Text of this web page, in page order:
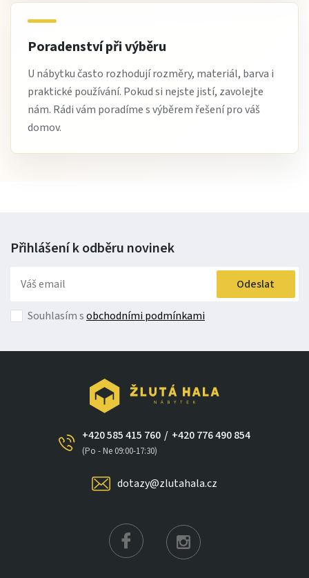
Poradenství při výběru
U nábytku často rozhodují rozměry, materiál, barva i
praktické používání. Pokud si nejste jistí, zavolejte
nám. Rádi vám poradíme s výběrem řešení pro váš
domov.
Přihlášení k odběru novinek
Odeslat
Souhlasím sobchodními podmínkami
+420 585 415 760
(Po - Ne 09:00-17:30)
/ +420 776 490 854
dotazy@zlutahala.cz